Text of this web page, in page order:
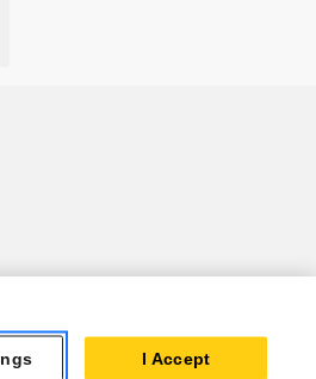
I Accept